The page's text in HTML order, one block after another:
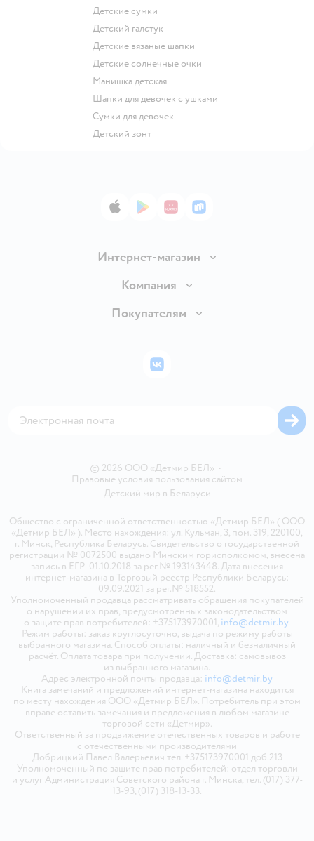
Детские сумки
Детский галстук
Детские вязаные шапки
Детские солнечные очки
Манишка детская
Шапки для девочек с ушками
Сумки для девочек
Детский зонт
App StoreGoogle Play
AppGallery
RuStore
Интернет-магазин
Доставка и оплата
Правила продажи
Политика использования файлов cookie
Компания
Вакансии
Покупателям
Бонусные карты
© 2026 ООО «Детмир БЕЛ» •
Правовые условия пользования сайтом
Детский мир в Беларуси
Общество с ограниченной ответственностью «Детмир БЕЛ» ( ООО
«Детмир БЕЛ» ). Место нахождения: ул. Кульман, 3, пом. 319, 220100,
г. Минск, Республика Беларусь. Свидетельство о государственной
регистрации № 0072500 выдано Минским горисполкомом, внесена
запись в ЕГР 01.10.2018 за рег.№ 193143448. Дата внесения
интернет-магазина в Торговый реестр Республики Беларусь:
09.09.2021 за рег.№ 518552.
Уполномоченный продавца рассматривать обращения покупателей
о нарушении их прав, предусмотренных законодательством
о защите прав потребителей: +375173970001, info@detmir.by.
Режим работы: заказ круглосуточно, выдача по режиму работы
выбранного магазина. Способ оплаты: наличный и безналичный
расчёт. Оплата товара при получении. Доставка: самовывоз
из выбранного магазина.
Адрес электронной почты продавца: info@detmir.by
Книга замечаний и предложений интернет-магазина находится
по месту нахождения ООО «Детмир БЕЛ». Потребитель при этом
вправе оставить замечания и предложения в любом магазине
торговой сети «Детмир».
Ответственный за продвижение отечественных товаров и работе
с отечественными производителями
Добрицкий Павел Валерьевич тел. +375173970001 доб.213
Уполномоченный по защите прав потребителей: отдел торговли
и услуг Администрация Советского района г. Минска, тел. (017) 377-
13-93, (017) 318-13-33.
ВКонтакте